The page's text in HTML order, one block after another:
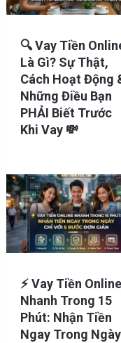
🔍 Vay Tiền
Là Gì? Sự Thật,
Cách Hoạt Động
Những Điều Bạn
PHẢI Biết Trước
Khi Vay 💸
⚡ Vay Tiền Online
Nhanh Trong 15
Phút: Nhận Tiền
Ngay Trong Ngày